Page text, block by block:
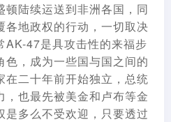
顿陆续运送到非洲各国，同
各地政权的行动，一切取决
AK-47是具攻击性的来福步
，成为一些国与国之间的
在二十年前开始独立，总统
也最先被美金和卢布等金
多么不受欢迎，只要透过